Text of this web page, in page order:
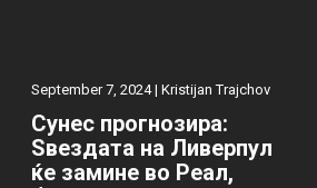
September 7, 2024 | Kristijan Trajchov
Сунес прогнозира:
Ѕвездата на Ливерпул
ќе замине во Реал,